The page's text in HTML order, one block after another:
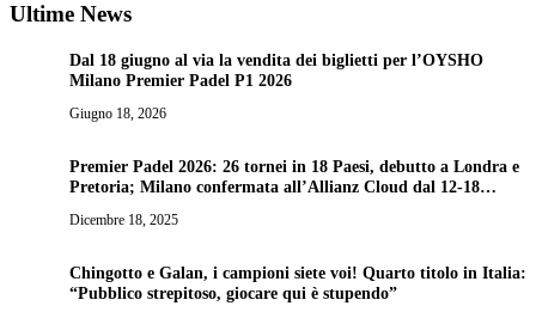
Ultime News
Dal 18 giugno al via la vendita dei biglietti per l’OYSHO
Milano Premier Padel P1 2026
Giugno 18, 2026
Premier Padel 2026: 26 tornei in 18 Paesi, debutto a Londra e
Pretoria; Milano confermata all’Allianz Cloud dal 12-18
Dicembre 18, 2025
Chingotto e Galan, i campioni siete voi! Quarto titolo in Italia:
“Pubblico strepitoso, giocare qui è stupendo”